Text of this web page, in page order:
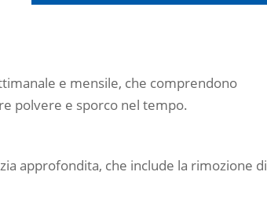
e mensile, che comprendono
polvere e sporco nel tempo.
approfondita, che include la rimozione di